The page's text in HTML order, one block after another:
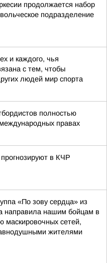
продолжается набор
подразделение
и каждого, чья
с тем, чтобы
людей мир спорта
полностью
правах
в КЧР
«По зову сердца» из
направила нашим бойцам в
маскировочных сетей,
жителями